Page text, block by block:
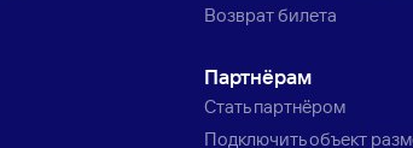
Возврат билета
Партнёрам
Стать партнёром
Подключить объект